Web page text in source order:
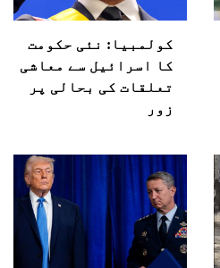
کولمبیا: نئی حکومت
کا اسرائیل سے معاشی
تعلقات کی بحالی پر
زور